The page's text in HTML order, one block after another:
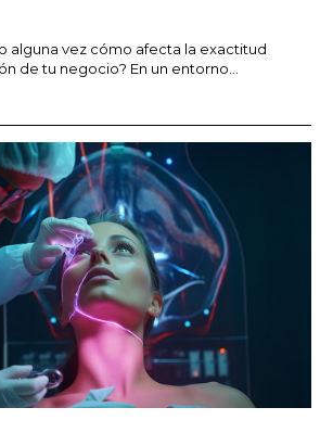
alguna vez cómo afecta la exactitud
de tu negocio? En un entorno...